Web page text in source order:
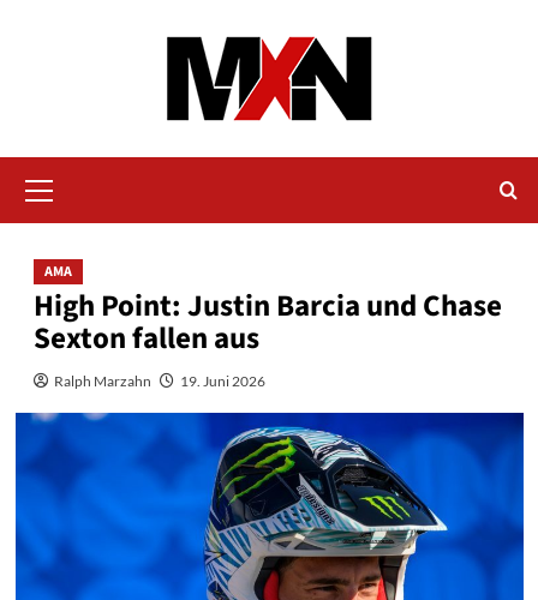
Menü
AMA
High Point: Justin Barcia und Chase
Sexton fallen aus
Ralph Marzahn 19. Juni 2026